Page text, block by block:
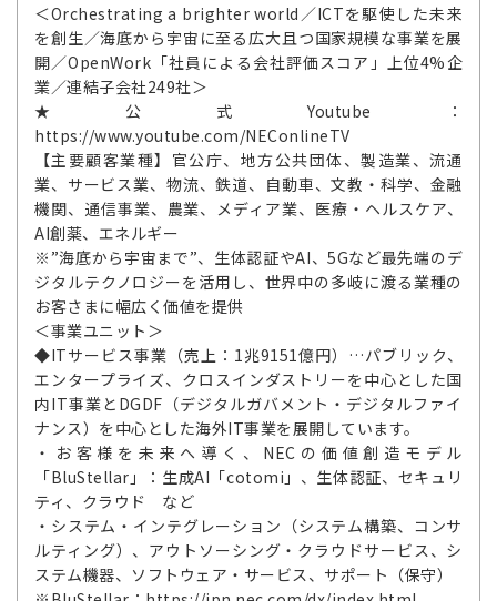
＜Orchestrating a brighter world／ICTを駆使した未来
を創生／海底から宇宙に至る広大且つ国家規模な事業を展
開／OpenWork「社員による会社評価スコア」上位4%企
業／連結子会社249社＞
★公式Youtube：
https://www.youtube.com/NEConlineTV
【主要顧客業種】官公庁、地方公共団体、製造業、流通
業、サービス業、物流、鉄道、自動車、文教・科学、金融
機関、通信事業、農業、メディア業、医療・ヘルスケア、
AI創薬、エネルギー
※”海底から宇宙まで”、生体認証やAI、5Gなど最先端のデ
ジタルテクノロジーを活用し、世界中の多岐に渡る業種の
お客さまに幅広く価値を提供
＜事業ユニット＞
◆ITサービス事業（売上：1兆9151億円）…パブリック、
エンタープライズ、クロスインダストリーを中心とした国
内IT事業とDGDF（デジタルガバメント・デジタルファイ
ナンス）を中心とした海外IT事業を展開しています。
・お客様を未来へ導く、NECの価値創造モデル
「BluStellar」：生成AI「cotomi」、生体認証、セキュリ
ティ、クラウド など
・システム・インテグレーション（システム構築、コンサ
ルティング）、アウトソーシング・クラウドサービス、シ
ステム機器、ソフトウェア・サービス、サポート（保守）